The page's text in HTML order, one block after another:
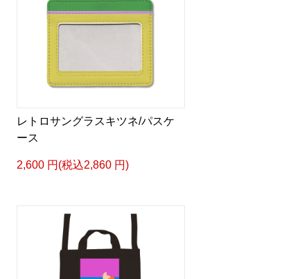
レトロサングラスキツネ/パスケ
ース
2,600 円(税込2,860 円)